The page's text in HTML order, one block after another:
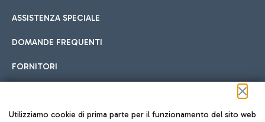
ASSISTENZA SPECIALE
DOMANDE FREQUENTI
FORNITORI
Seguici sui social
Utilizziamo cookie di prima parte per il funzionamento del sito web